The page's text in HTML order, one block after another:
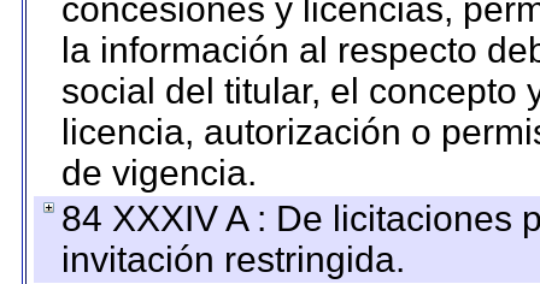
concesiones y licencias,
la información al respecto
social del titular, el concepto
licencia, autorización o
de vigencia.
84 XXXIV A : De licitaciones
invitación restringida.